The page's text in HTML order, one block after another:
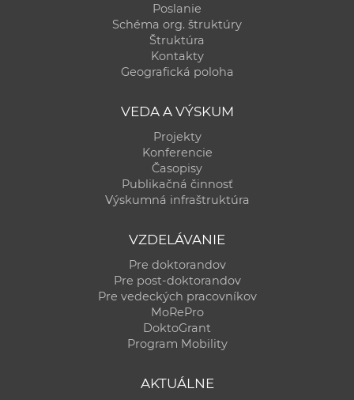
Poslanie
Schéma org. štruktúry
Štruktúra
Kontakty
Geografická poloha
VEDA A VÝSKUM
Projekty
Konferencie
Časopisy
Publikačná činnosť
Výskumná infraštruktúra
VZDELÁVANIE
Pre doktorandov
Pre post-doktorandov
Pre vedeckých pracovníkov
MoRePro
DoktoGrant
Program Mobility
AKTUÁLNE